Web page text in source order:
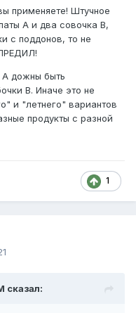
применяете! Штучное
А и два совочка В,
с поддонов, то не
А дожны быть
В. Иначе это не
и "летнего" вариантов
продукты с разной
1
сказал: